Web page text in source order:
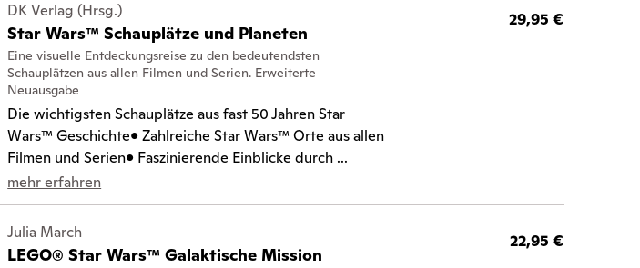
DK Verlag (Hrsg.)
Star Wars™ Schauplätze und Planeten
Eine visuelle Entdeckungsreise zu den bedeutendsten
Schauplätzen aus allen Filmen und Serien. Erweiterte
Neuausgabe
Die wichtigsten Schauplätze aus fast 50 Jahren Star
Wars™ Geschichte• Zahlreiche Star Wars™ Orte aus allen
Filmen und Serien• Faszinierende Einblicke durch ...
mehr erfahren
29,95 €
Julia March
LEGO® Star Wars™ Galaktische Mission
22,95 €